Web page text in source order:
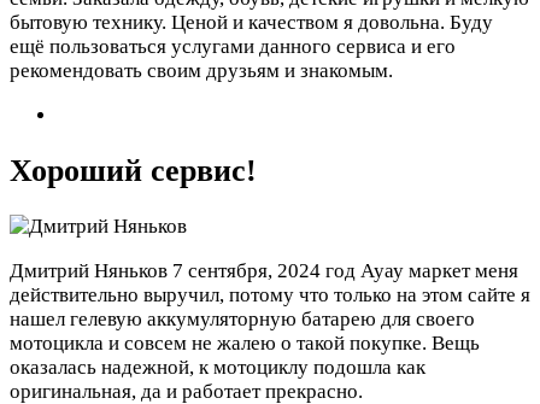
бытовую технику. Ценой и качеством я довольна. Буду
ещё пользоваться услугами данного сервиса и его
рекомендовать своим друзьям и знакомым.
Хороший сервис!
Дмитрий Няньков 7 сентября, 2024 год Ауау маркет меня
действительно выручил, потому что только на этом сайте я
нашел гелевую аккумуляторную батарею для своего
мотоцикла и совсем не жалею о такой покупке. Вещь
оказалась надежной, к мотоциклу подошла как
оригинальная, да и работает прекрасно.